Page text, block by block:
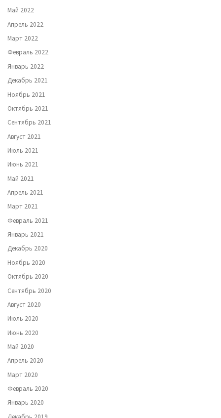
Май 2022
Апрель 2022
Март 2022
Февраль 2022
Январь 2022
Декабрь 2021
Ноябрь 2021
Октябрь 2021
Сентябрь 2021
Август 2021
Июль 2021
Июнь 2021
Май 2021
Апрель 2021
Март 2021
Февраль 2021
Январь 2021
Декабрь 2020
Ноябрь 2020
Октябрь 2020
Сентябрь 2020
Август 2020
Июль 2020
Июнь 2020
Май 2020
Апрель 2020
Март 2020
Февраль 2020
Январь 2020